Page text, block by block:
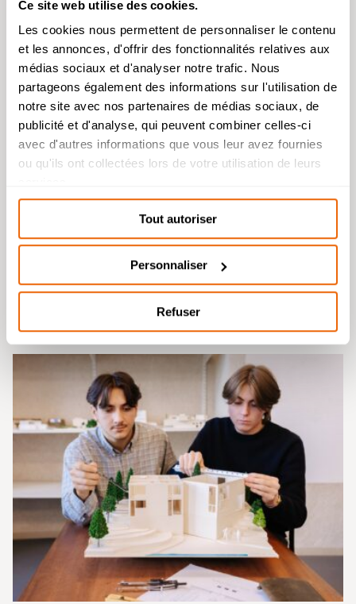
Ce site web utilise des cookies.
Les cookies nous permettent de personnaliser le contenu
et les annonces, d'offrir des fonctionnalités relatives aux
médias sociaux et d'analyser notre trafic. Nous
partageons également des informations sur l'utilisation de
notre site avec nos partenaires de médias sociaux, de
publicité et d'analyse, qui peuvent combiner celles-ci
avec d'autres informations que vous leur avez fournies
ou qu'ils ont collectées lors de votre utilisation de leurs
Tout autoriser
Personnaliser
Refuser
Soirée des Admis – Mardi 30 juin
Admission 2026
Bachelor Management Innovation et
Humanités : reprise de l’étude des
dossiers de candidature à partir du 26
août.
Bachelor Design d’Espace et Prépa
étudiés durant l’été.